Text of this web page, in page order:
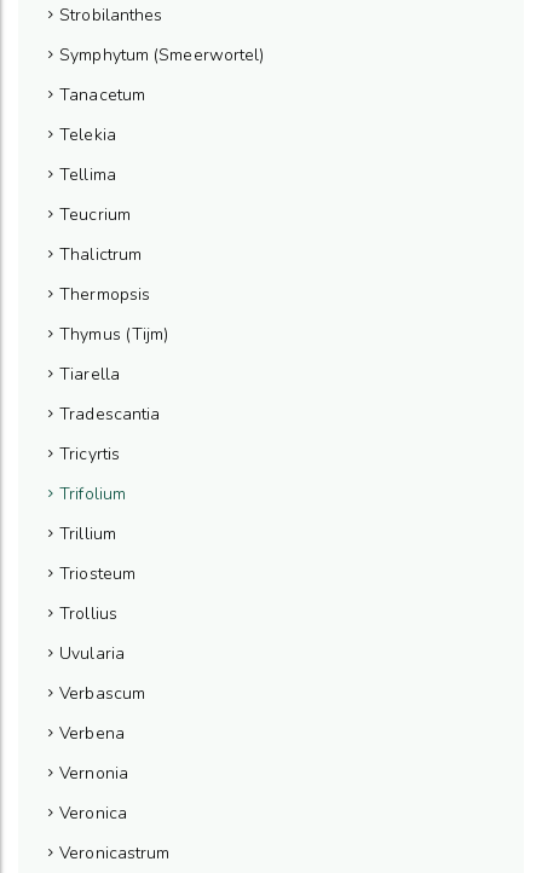
Strobilanthes
Symphytum (Smeerwortel)
Tanacetum
Telekia
Tellima
Teucrium
Thalictrum
Thermopsis
Thymus (Tijm)
Tiarella
Tradescantia
Tricyrtis
Trifolium
Trillium
Triosteum
Trollius
Uvularia
Verbascum
Verbena
Vernonia
Veronica
Veronicastrum